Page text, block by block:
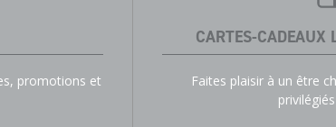
promotions et
CARTES-CADEAUX
Faites plaisir à un être